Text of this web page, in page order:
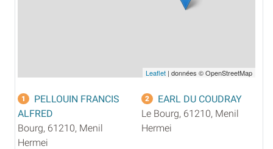
Leaflet | données © OpenStreetMap
1
PELLOUIN FRANCIS
ALFRED
Bourg, 61210, Menil
Hermei
2
EARL DU COUDRAY
Le Bourg, 61210, Menil
Hermei